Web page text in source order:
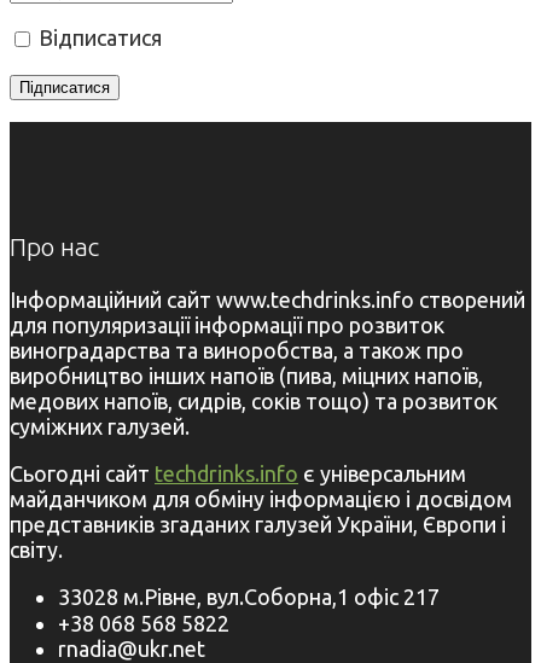
Відписатися
Про нас
Інформаційний сайт www.techdrinks.info створений
для популяризації інформації про розвиток
виноградарства та виноробства, а також про
виробництво інших напоїв (пива, міцних напоїв,
медових напоїв, сидрів, соків тощо) та розвиток
суміжних галузей.
Сьогодні сайт techdrinks.info є універсальним
майданчиком для обміну інформацією і досвідом
представників згаданих галузей України, Європи і
світу.
33028 м.Рівне, вул.Соборна,1 офіс 217
+38 068 568 5822
rnadia@ukr.net